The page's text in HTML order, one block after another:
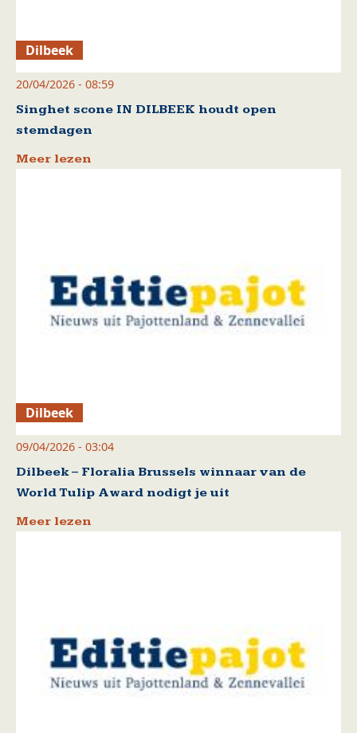
Dilbeek
20/04/2026 - 08:59
Singhet scone IN DILBEEK houdt open
stemdagen
Meer lezen
Dilbeek
09/04/2026 - 03:04
Dilbeek – Floralia Brussels winnaar van de
World Tulip Award nodigt je uit
Meer lezen